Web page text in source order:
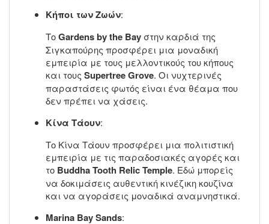
Κήποι των Ζωών:
ΤοGardens by the Bay στην καρδιά της
Σιγκαπούρης προσφέρει μια μοναδική
εμπειρία με τους μελλοντικούς του κήπους
και τους Supertree Grove. Οι νυχτερινές
παραστάσεις φωτός είναι ένα θέαμα που
δεν πρέπει να χάσεις.
Κίνα Τάουν:
Το Κίνα Τάουν προσφέρει μια πολιτιστική
εμπειρία με τις παραδοσιακές αγορές και
το Buddha Tooth Relic Temple. Εδώ μπορείς
να δοκιμάσεις αυθεντική κινέζικη κουζίνα
και να αγοράσεις μοναδικά αναμνηστικά.
Marina Bay Sands: